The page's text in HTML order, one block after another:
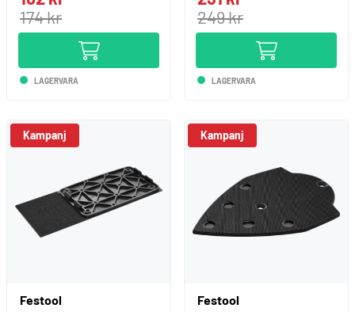
174 kr
LAGERVARA
249 kr
LAGERVARA
Festool
Festool